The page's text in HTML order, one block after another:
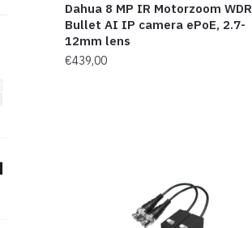
Dahua 8 MP IR Motorzoom WDR
Bullet AI IP camera ePoE, 2.7-
12mm lens
€439,00